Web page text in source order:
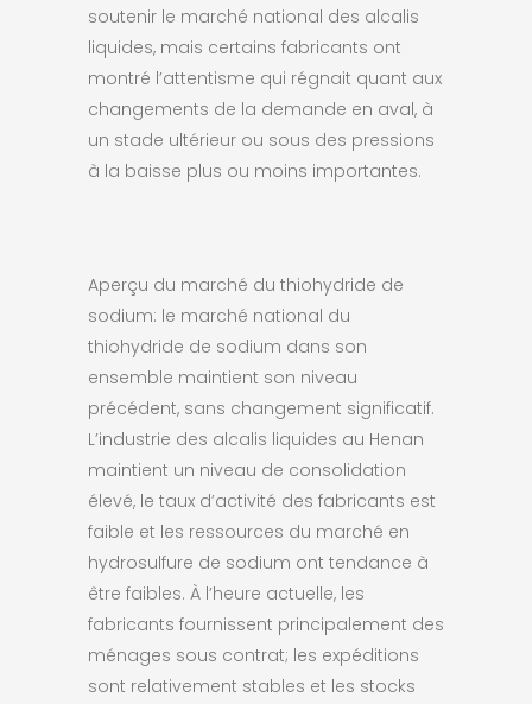
soutenir le marché national des alcalis
liquides, mais certains fabricants ont
montré l’attentisme qui régnait quant aux
changements de la demande en aval, à
un stade ultérieur ou sous des pressions
à la baisse plus ou moins importantes.
Aperçu du marché du thiohydride de
sodium: le marché national du
thiohydride de sodium dans son
ensemble maintient son niveau
précédent, sans changement significatif.
L’industrie des alcalis liquides au Henan
maintient un niveau de consolidation
élevé, le taux d’activité des fabricants est
faible et les ressources du marché en
hydrosulfure de sodium ont tendance à
être faibles. À l’heure actuelle, les
fabricants fournissent principalement des
ménages sous contrat; les expéditions
sont relativement stables et les stocks